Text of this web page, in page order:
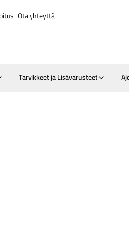
Ota yhteyttä
Suositut
Tarvikkeet ja Lisävarusteet